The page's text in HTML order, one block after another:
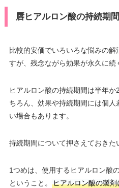
唇ヒアルロン酸の持続期
比較的安価でいろいろな悩みの
すが、残念ながら効果が永久に続
ヒアルロン酸の持続期間は半年
ちろん、効果や持続期間には個
い場合もあります。
持続期間について押さえておきた
1つめは、使用するヒアルロン酸
ということ。
ヒアルロン酸の製